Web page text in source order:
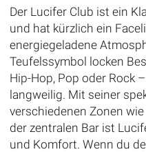
Der Lucifer Club ist ein
und hat kürzlich ein
energiegeladene
Teufelssymbol locken
Hip-Hop, Pop oder Rock
langweilig. Mit seiner
verschiedenen Zonen
der zentralen Bar ist
und Komfort. Wenn du